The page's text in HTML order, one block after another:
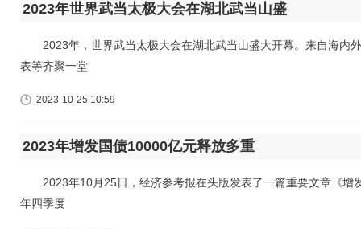
2023年世界武当太极大会在湖北武当山盛
2023年，世界武当太极大会在湖北武当山盛大开幕。来自海内
表等齐聚一堂
2023-10-25 10:59
2023年增发国债10000亿元释放多重
2023年10月25日，经济参考报在头版发表了一篇重要文章《增
年四季度